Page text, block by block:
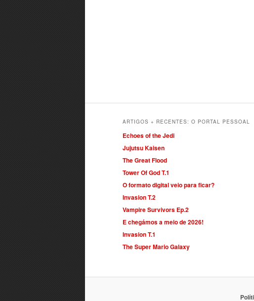
ARTIGOS + RECENTES: O PORTAL PESSOAL
Echoes of the Jedi
Jujutsu Kaisen
The Great Flood
Tower Of God T.1
O formato digital veio para ficar?
Invasion T.2
Vampire Survivors Ep.2
E chegámos a meio de 2026!
Invasion T.1
The Super Mario Galaxy